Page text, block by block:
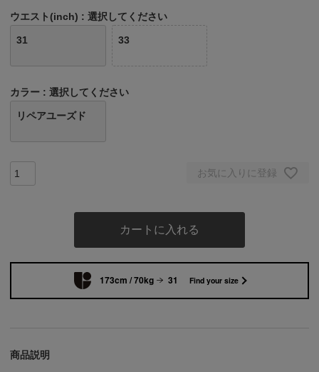
ウエスト(inch) 選択してください
31 33
カラー 選択してください
リペアユーズド
お気に入りに登録
カートに入れる
173cm / 70kg 31 Find your size
商品説明